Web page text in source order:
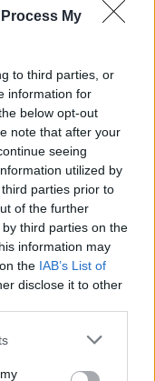
My
to third parties, or
information for
below opt-out
note that after your
seeing
utilized by
parties prior to
of the further
third parties on the
information may
the IAB’s List of
disclose it to other
en Viena